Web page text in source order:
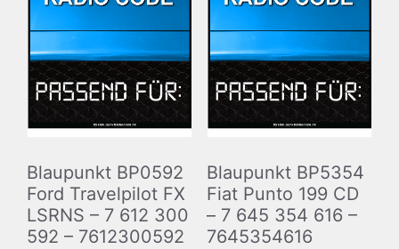
Blaupunkt BP0592
Ford Travelpilot FX
LSRNS – 7 612 300
592 – 7612300592
Blaupunkt BP5354
Fiat Punto 199 CD
– 7 645 354 616 –
7645354616